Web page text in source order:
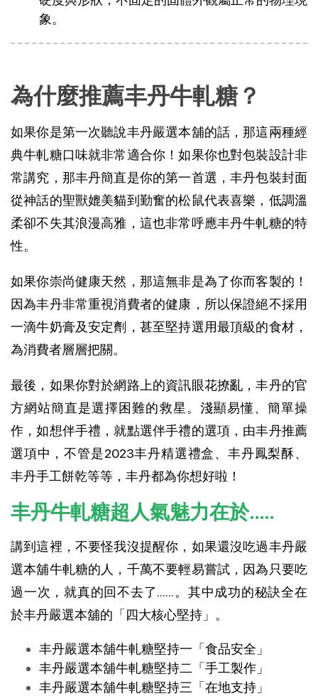
象。
為什麼推薦丰丹牛軋糖？
如果你是第一次聽說丰丹嚴選本舖的話，那這兩種經
典牛軋糖口味就非常適合你！如果你也對包裝設計非
常講究，那丰丹簡直是你的第一首選，丰丹包裝封面
從神話的聖獸媲美貓到勤奮的松鼠代表喜樂，低調溫
柔卻不失其浪漫高雅，這也非常呼應丰丹牛軋糖的特
性。
如果你崇尚健康天然，那這無非是為了你而客製的！
因為丰丹非常重視消費者的健康，所以保證絕不採用
一滴牛奶膏及安定劑，甚至堅持選用最頂級的食材，
為消費者層層把關。
最後，如果你對於網路上的資訊眼花撩亂，丰丹的官
方網站簡直是選擇困難的救星。淺顯易懂、簡單操
作，如想伴手禮，就點選伴手禮的選項，由丰丹推薦
選項中，不管是2023丰丹精選禮盒、丰丹鳳梨酥、
丰丹手工餅乾等等，丰丹都為你想好啦！
丰丹牛軋糖超人氣魅力在於.....
講到這裡，不要怪我沒提醒你，如果還沒吃過丰丹嚴
選本舖牛軋糖的人，千萬不要輕易嘗試，因為只要吃
過一次，就真的回不去了......。其中成功的秘訣全在
於丰丹嚴選本舖的「四大核心堅持」。
丰丹嚴選本舖牛軋糖堅持一「食品安全」
丰丹嚴選本舖牛軋糖堅持二「手工製作」
丰丹嚴選本舖牛軋糖堅持三「在地支持」